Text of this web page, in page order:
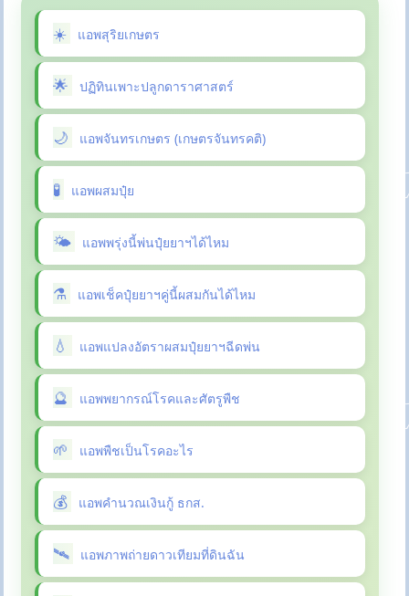
แอพสุริยเกษตร
ปฏิทินเพาะปลูกดาราศาสตร์
แอพจันทรเกษตร (เกษตรจันทรคติ)
แอพผสมปุ๋ย
แอพพรุ่งนี้พ่นปุ๋ยยาฯได้ไหม
แอพเช็คปุ๋ยยาฯคู่นี้ผสมกันได้ไหม
แอพแปลงอัตราผสมปุ๋ยยาฯฉีดพ่น
แอพพยากรณ์โรคและศัตรูพืช
แอพพืชเป็นโรคอะไร
แอพคำนวณเงินกู้ ธกส.
แอพภาพถ่ายดาวเทียมที่ดินฉัน